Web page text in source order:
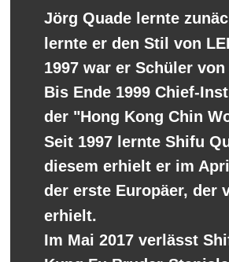
Jörg Quade lernte
lernte er den Stil von
1997 war er Schüler
Bis Ende 1999 Chief-
der "Hong Kong Chin
Seit 1997 lernte Shifu
diesem erhielt er im
der erste Europäer, der
erhielt.
Im Mai 2017 verlässt